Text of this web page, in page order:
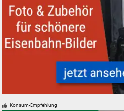
Konsum-Empfehlung